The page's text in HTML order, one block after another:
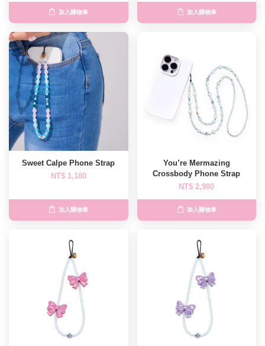
加入購物車 加入購物車
Sweet Calpe Phone Strap
NT$ 1,180
加入購物車
You’re Mermazing
Crossbody Phone Strap
NT$ 2,980
加入購物車